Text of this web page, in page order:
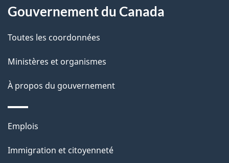
a
g
e
a
t
i
n
s
r
c
Gouvernement du Canada
Toutes les coordonnées
Ministères et organismes
À propos du gouvernement
Thèmes
sujets
Emplois
Immigration et citoyenneté